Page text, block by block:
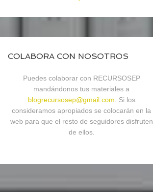
COLABORA CON NOSOTROS
Puedes colaborar con RECURSOSEP
mandándonos tus materiales a
blogrecursosep@gmail.com . Si los
consideramos apropiados se colocarán en la
web para que el resto de seguidores disfruten
de ellos.